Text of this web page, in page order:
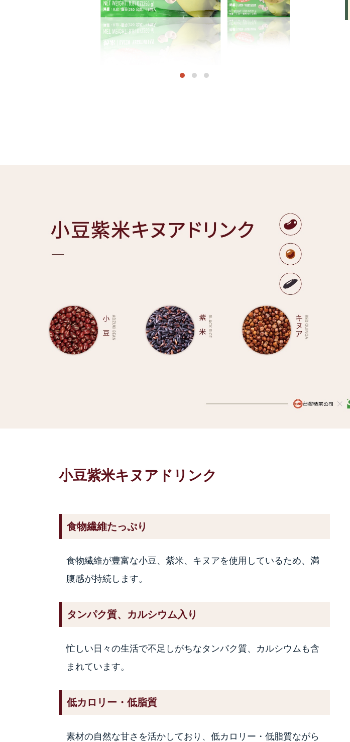
小豆紫米キヌアドリンク
食物繊維たっぷり
食物繊維が豊富な小豆、紫米、キヌアを使用しているため、満
腹感が持続します。
タンパク質、カルシウム入り
忙しい日々の生活で不足しがちなタンパク質、カルシウムも含
まれています。
低カロリー・低脂質
素材の自然な甘さを活かしており、低カロリー・低脂質ながら